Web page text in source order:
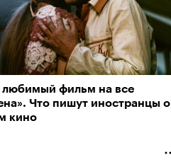
фильм на все
Что пишут иностранцы о
кино
2025: перестрелки в
и горизонтальные танцы в